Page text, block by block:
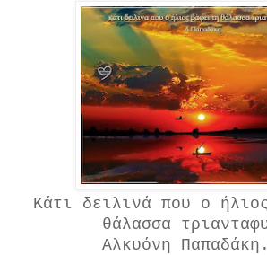
Κάτι δειλινά που ο
θάλασσα
Αλκυόνη